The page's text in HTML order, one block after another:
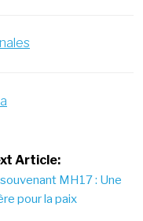
Article:
MH17 : Une
pour la paix